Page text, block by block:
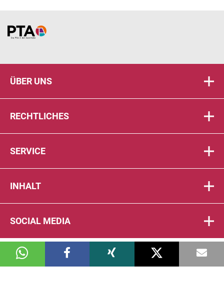
Home
ÜBER UNS
RECHTLICHES
SERVICE
INHALT
SOCIAL MEDIA
© 2026 DIE PTA IN DER APOTHEKE